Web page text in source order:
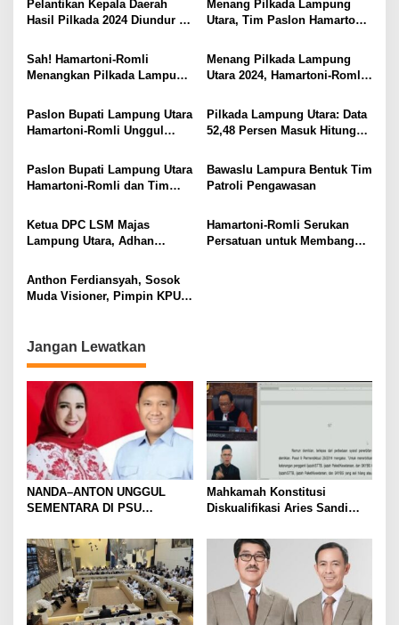
Pelantikan Kepala Daerah
Hasil Pilkada 2024 Diundur ke
Menang Pilkada Lampung
Utara, Tim Paslon Hamartoni-
dan Terimakasih Kepada
Semua Pihak
Sah! Hamartoni-Romli
Menangkan Pilkada Lampung
Menang Pilkada Lampung
Utara 2024, Hamartoni-Romli
Masyarakat
Paslon Bupati Lampung Utara
Hamartoni-Romli Unggul
2024
Pilkada Lampung Utara: Data
52,48 Persen Masuk Hitung
Romli Unggul 63,93 Persen
Paslon Bupati Lampung Utara
Hamartoni-Romli dan Tim
Pilkada Serentak
Bawaslu Lampura Bentuk Tim
Patroli Pengawasan
Ketua DPC LSM Majas
Lampung Utara, Adhan
Kondusivitas Jelang Pilkada
2024
Hamartoni-Romli Serukan
Persatuan untuk Membangun
Anthon Ferdiansyah, Sosok
Muda Visioner, Pimpin KPU
Jangan Lewatkan
NANDA–ANTON UNGGUL
SEMENTARA DI PSU
COUNT RAKATA Unggul di 8
dari 11 Kecamatan, Tim
Pemenangan Tetap Tunggu
Data Final
Mahkamah Konstitusi
Diskualifikasi Aries Sandi
Pesawaran 2024